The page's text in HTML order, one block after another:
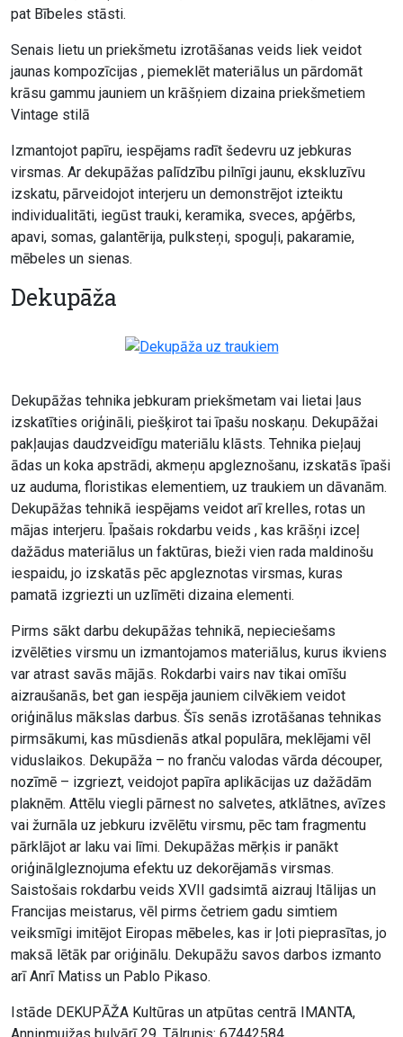
pat Bībeles stāsti.
Senais lietu un priekšmetu izrotāšanas veids liek veidot
jaunas kompozīcijas , piemeklēt materiālus un pārdomāt
krāsu gammu jauniem un krāšņiem dizaina priekšmetiem
Vintage stilā
Izmantojot papīru, iespējams radīt šedevru uz jebkuras
virsmas. Ar dekupāžas palīdzību pilnīgi jaunu, ekskluzīvu
izskatu, pārveidojot interjeru un demonstrējot izteiktu
individualitāti, iegūst trauki, keramika, sveces, apģērbs,
apavi, somas, galantērija, pulksteņi, spoguļi, pakaramie,
mēbeles un sienas.
Dekupāža
Dekupāžas tehnika jebkuram priekšmetam vai lietai ļaus
izskatīties oriģināli, piešķirot tai īpašu noskaņu. Dekupāžai
pakļaujas daudzveidīgu materiālu klāsts. Tehnika pieļauj
ādas un koka apstrādi, akmeņu apgleznošanu, izskatās īpaši
uz auduma, floristikas elementiem, uz traukiem un dāvanām.
Dekupāžas tehnikā iespējams veidot arī krelles, rotas un
mājas interjeru. Īpašais rokdarbu veids , kas krāšņi izceļ
dažādus materiālus un faktūras, bieži vien rada maldinošu
iespaidu, jo izskatās pēc apgleznotas virsmas, kuras
pamatā izgriezti un uzlīmēti dizaina elementi.
Pirms sākt darbu dekupāžas tehnikā, nepieciešams
izvēlēties virsmu un izmantojamos materiālus, kurus ikviens
var atrast savās mājās. Rokdarbi vairs nav tikai omīšu
aizraušanās, bet gan iespēja jauniem cilvēkiem veidot
oriģinālus mākslas darbus. Šīs senās izrotāšanas tehnikas
pirmsākumi, kas mūsdienās atkal populāra, meklējami vēl
viduslaikos. Dekupāža – no franču valodas vārda découper,
nozīmē – izgriezt, veidojot papīra aplikācijas uz dažādām
plaknēm. Attēlu viegli pārnest no salvetes, atklātnes, avīzes
vai žurnāla uz jebkuru izvēlētu virsmu, pēc tam fragmentu
pārklājot ar laku vai līmi. Dekupāžas mērķis ir panākt
oriģinālgleznojuma efektu uz dekorējamās virsmas.
Saistošais rokdarbu veids XVII gadsimtā aizrauj Itālijas un
Francijas meistarus, vēl pirms četriem gadu simtiem
veiksmīgi imitējot Eiropas mēbeles, kas ir ļoti pieprasītas, jo
maksā lētāk par oriģinālu. Dekupāžu savos darbos izmanto
arī Anrī Matiss un Pablo Pikaso.
Istāde DEKUPĀŽA Kultūras un atpūtas centrā IMANTA,